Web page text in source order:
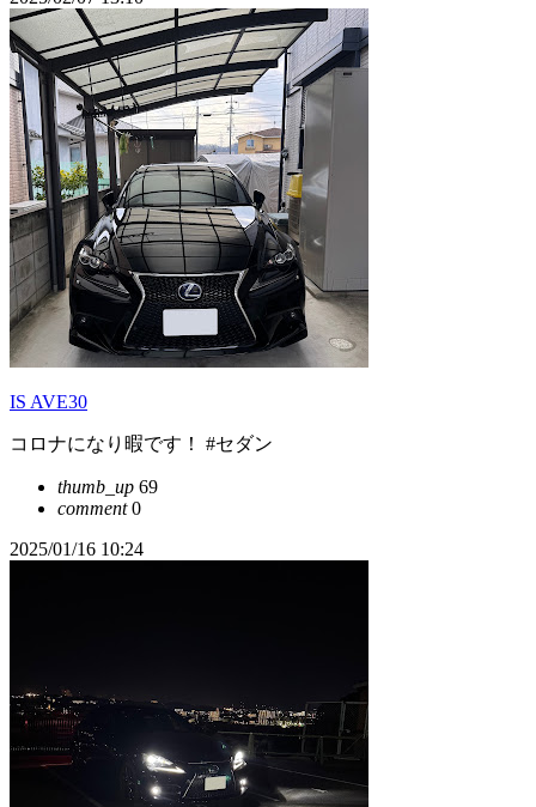
IS AVE30
コロナになり暇です！ #セダン
thumb_up 69
comment0
2025/01/16 10:24